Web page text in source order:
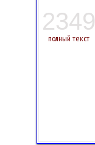
2349
полный текст